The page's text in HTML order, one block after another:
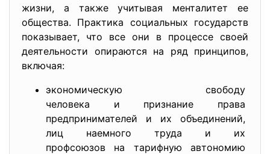
жизни, а также учитывая менталитет ее
общества. Практика социальных государств
показывает, что все они в процессе своей
деятельности опираются на ряд принципов,
включая:
экономическую свободу
человека и признание права
предпринимателей и их объединений,
лиц наемного труда и их
профсоюзов на тарифную автономию